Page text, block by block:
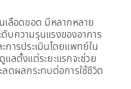
เลือดขอด มีหลากหลาย
บความรุนแรงของอาการ
ารประเมินโดยแพทย์ใน
ลตั้งแต่ระยะแรกจะช่วย
ดผลกระทบต่อการใช้ชีวิต